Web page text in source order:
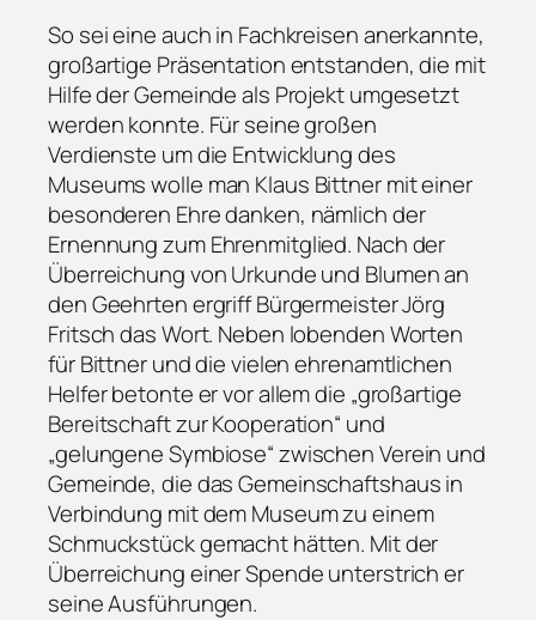
So sei eine auch in Fachkreisen anerkannte,
großartige Präsentation entstanden, die mit
Hilfe der Gemeinde als Projekt umgesetzt
werden konnte. Für seine großen
Verdienste um die Entwicklung des
Museums wolle man Klaus Bittner mit einer
besonderen Ehre danken, nämlich der
Ernennung zum Ehrenmitglied. Nach der
Überreichung von Urkunde und Blumen an
den Geehrten ergriff Bürgermeister Jörg
Fritsch das Wort. Neben lobenden Worten
für Bittner und die vielen ehrenamtlichen
Helfer betonte er vor allem die „großartige
Bereitschaft zur Kooperation“ und
„gelungene Symbiose“ zwischen Verein und
Gemeinde, die das Gemeinschaftshaus in
Verbindung mit dem Museum zu einem
Schmuckstück gemacht hätten. Mit der
Überreichung einer Spende unterstrich er
seine Ausführungen.